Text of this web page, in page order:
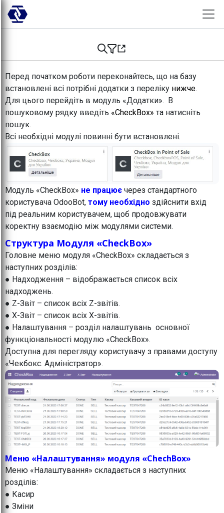
Skip to Content
Перед початком роботи переконайтесь, що на базу
встановлені всі потрібні додатки з переліку нижче.
Для цього перейдіть в модуль «Додатки». В
пошуковому рядку введіть «CheckBox» та натисніть
пошук.
Всі необхідні модулі повинні бути встановлені.
Модуль «CheckBox» не працює через стандартного
користувача OdooBot, тому необхідно здійснити вхід
під реальним користувачем, щоб продовжувати
коректну взаємодію між модулями системи.
Структура Модуля «CheckBox»
Головне меню модуля «CheckBox» складається з
наступних розділів:
● Надходження – відображається список всіх
надходжень.
● Z-Звіт – список всіх Z-звітів.
● X-Звіт – список всіх X-звітів.
● Налаштування – розділ налаштувань основної
функціональності модулю «CheckBox».
Доступна для перегляду користувачу з правами доступу
«Чекбокс. Адміністратор».
Меню «Налаштування» модуля «ChechBox»
Меню «Налаштування» складається з наступних
розділів:
● Касир
● Зміни